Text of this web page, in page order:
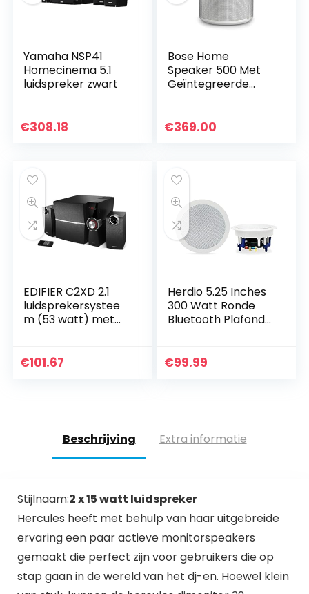
Yamaha NSP41
Homecinema 5.1
luidspreker zwart
€308.18
Bose Home
Speaker 500 Met
Geïntegreerde
Zilver
€369.00
EDIFIER C2XD 2.1
luidsprekersystee
m (53 watt) met
en optische ingang
€101.67
Herdio 5.25 Inches
300 Watt Ronde
Bluetooth Plafond
Badkamer Speaker
€99.99
Beschrijving Extra informatie
Stijlnaam:2 x 15 watt luidspreker
Hercules heeft met behulp van haar uitgebreide
ervaring een paar actieve monitorspeakers
gemaakt die perfect zijn voor gebruikers die op
stap gaan in de wereld van het dj-en. Hoewel klein